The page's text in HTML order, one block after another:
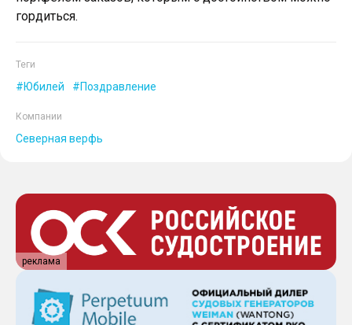
гордиться.
Теги
Юбилей Поздравление
Компании
Северная верфь
реклама